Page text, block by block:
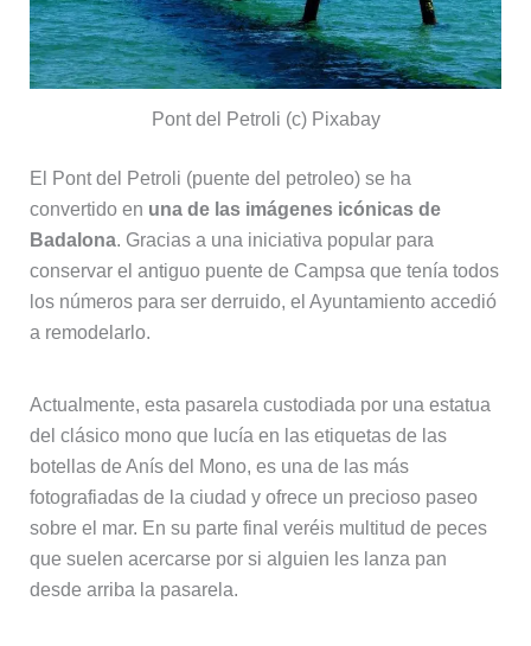
Pont del Petroli (c) Pixabay
El Pont del Petroli (puente del petroleo) se ha
convertido en una de las imágenes icónicas de
Badalona. Gracias a una iniciativa popular para
conservar el antiguo puente de Campsa que tenía todos
los números para ser derruido, el Ayuntamiento accedió
a remodelarlo.
Actualmente, esta pasarela custodiada por una estatua
del clásico mono que lucía en las etiquetas de las
botellas de Anís del Mono, es una de las más
fotografiadas de la ciudad y ofrece un precioso paseo
sobre el mar. En su parte final veréis multitud de peces
que suelen acercarse por si alguien les lanza pan
desde arriba la pasarela.